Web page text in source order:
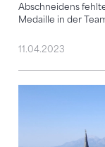
Abschneidens
Medaille in der
11.04.2023